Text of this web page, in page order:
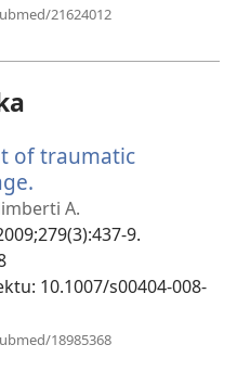
21624012
of traumatic
nové
okno)
A.
9.
‎: 10.1007/s00404-008-
18985368